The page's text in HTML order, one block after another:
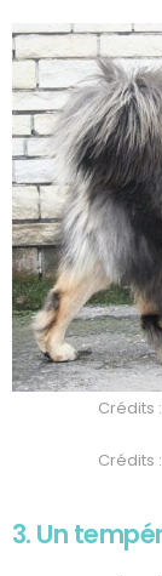
Crédits
Crédits
3. Un